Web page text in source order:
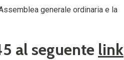
generale ordinaria e la
al seguente link